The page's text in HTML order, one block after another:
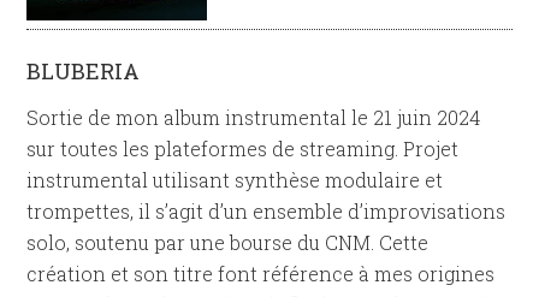
BLUBERIA
Sortie de mon album instrumental le 21 juin 2024
sur toutes les plateformes de streaming. Projet
instrumental utilisant synthèse modulaire et
trompettes, il s’agit d’un ensemble d’improvisations
solo, soutenu par une bourse du CNM. Cette
création et son titre font référence à mes origines